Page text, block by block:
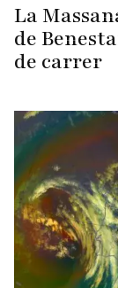
La
de
de carrer